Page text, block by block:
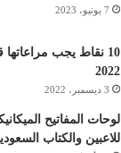
7 يونيو، 2023
10 نقاط يجب
2022
3 ديسمبر، 2022
لوحات المفاتيح
للاعبين والكتاب